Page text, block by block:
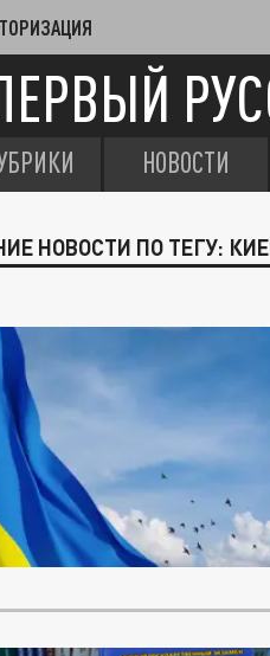
НОВОСТИ
НОВОСТИ ПО ТЕГУ: